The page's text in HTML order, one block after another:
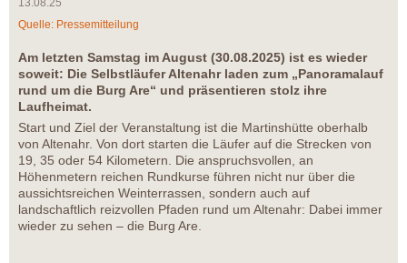
13.08.25
Quelle: Pressemitteilung
Am letzten Samstag im August (30.08.2025) ist es wieder
soweit: Die Selbstläufer Altenahr laden zum „Panoramalauf
rund um die Burg Are“ und präsentieren stolz ihre
Laufheimat.
Start und Ziel der Veranstaltung ist die Martinshütte oberhalb
von Altenahr. Von dort starten die Läufer auf die Strecken von
19, 35 oder 54 Kilometern. Die anspruchsvollen, an
Höhenmetern reichen Rundkurse führen nicht nur über die
aussichtsreichen Weinterrassen, sondern auch auf
landschaftlich reizvollen Pfaden rund um Altenahr: Dabei immer
wieder zu sehen – die Burg Are.